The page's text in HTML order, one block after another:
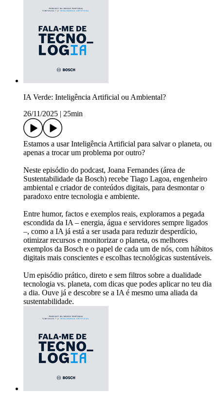
IA Verde: Inteligência Artificial ou Ambiental?
26/11/2025
25min
Estamos a usar Inteligência Artificial para salvar o planeta, ou
apenas a trocar um problema por outro?
Neste episódio do podcast, Joana Fernandes (área de
Sustentabilidade da Bosch) recebe Tiago Lagoa, engenheiro
ambiental e criador de conteúdos digitais, para desmontar o
paradoxo entre tecnologia e ambiente.
Entre humor, factos e exemplos reais, exploramos a pegada
escondida da IA – energia, água e servidores sempre ligados
–, como a IA já está a ser usada para reduzir desperdício,
otimizar recursos e monitorizar o planeta, os melhores
exemplos da Bosch e o papel de cada um de nós, com hábitos
digitais mais conscientes e escolhas tecnológicas sustentáveis.
Um episódio prático, direto e sem filtros sobre a dualidade
tecnologia vs. planeta, com dicas que podes aplicar no teu dia
a dia. Ouve já e descobre se a IA é mesmo uma aliada da
sustentabilidade.